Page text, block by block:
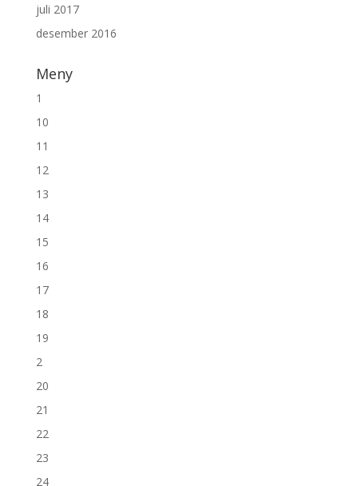
juli 2017
desember 2016
Meny
1
10
11
12
13
14
15
16
17
18
19
2
20
21
22
23
24